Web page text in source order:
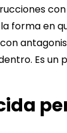
forma en
Es un